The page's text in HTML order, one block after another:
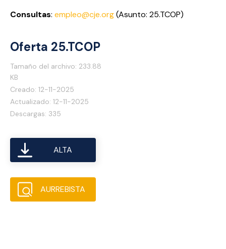
Consultas: empleo@cje.org(Asunto: 25.TCOP)
Oferta 25.TCOP
Tamaño del archivo: 233.88
KB
Creado: 12-11-2025
Actualizado: 12-11-2025
Descargas: 335
ALTA
AURREBISTA